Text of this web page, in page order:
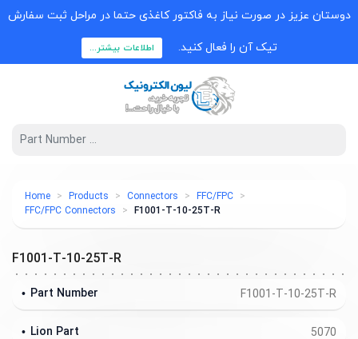
دوستان عزیز در صورت نیاز به فاکتور کاغذی حتما در مراحل ثبت سفارش
تیک آن را فعال کنید. اطلاعات بیشتر...
Home Products Connectors
FFC/FPC
FFC/FPC Connectors
F1001-T-10-25T-R
F1001-T-10-25T-R
F1001-T-10-25T-R
Part Number
5070
Lion Part